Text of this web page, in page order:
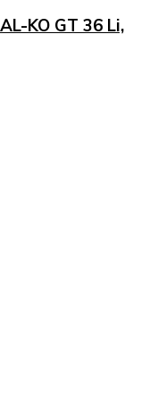
KO GT 36 Li,